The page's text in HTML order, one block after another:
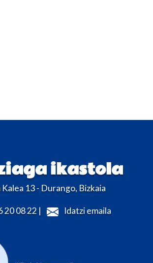
ikastola
13 - Durango, Bizkaia
20 08 22 | Idatzi emaila